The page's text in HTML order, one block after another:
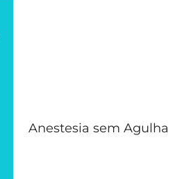
Anestesia sem Agulha